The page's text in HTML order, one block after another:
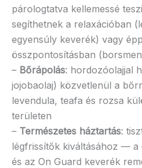
párologtatva kellemessé
segíthetnek a relaxációban
egyensúly keverék) vagy
összpontosításban
– Bőrápolás: hordozóolajjal
jojobaolaj) közvetlenül a
levendula, teafa és rozsa
területen
– Természetes háztartás:
légfrissítők kiváltásához — a
és az On Guard keverék